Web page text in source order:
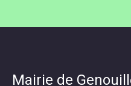
Mairie de